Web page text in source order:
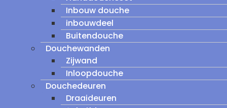
Inbouw douche
inbouwdeel
Buitendouche
Douchewanden
Zijwand
Inloopdouche
Douchedeuren
Draaideuren